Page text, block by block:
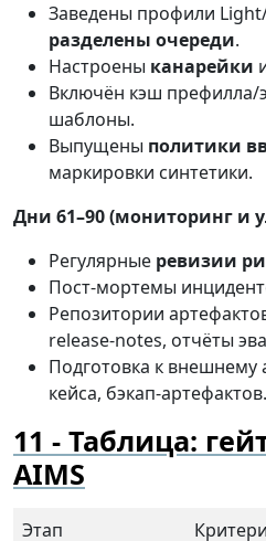
Заведены профили
разделены очереди.
Настроены канарейки
Включён кэш префилла/
шаблоны.
Выпущены политики
маркировки синтетики.
Дни 61–90 (мониторинг и
Регулярные ревизии
Пост-мортемы
Репозитории
release-notes, отчёты
Подготовка к внешнему
кейса, бэкап-артефактов.
Таблица:
AIMS
Этап